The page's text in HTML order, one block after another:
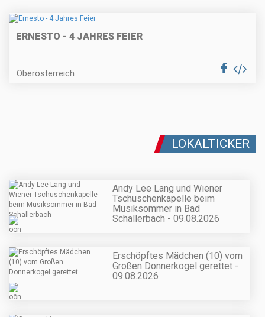
ERNESTO - 4 JAHRES FEIER
Oberösterreich
LOKALTICKER
Andy Lee Lang und Wiener
Tschuschenkapelle beim
Musiksommer in Bad
Schallerbach - 09.08.2026
Erschöpftes Mädchen (10) vom
Großen Donnerkogel gerettet -
09.08.2026